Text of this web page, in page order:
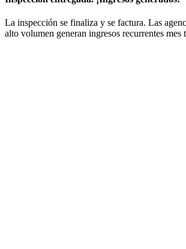
La inspección se finaliza y se factura. Las
alto volumen generan ingresos recurrentes mes